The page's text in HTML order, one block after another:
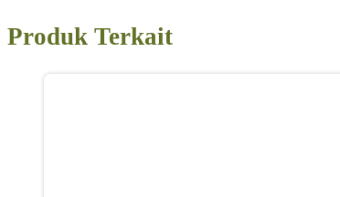
Produk Terkait